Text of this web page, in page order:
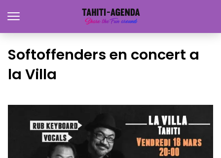
Softoffenders en concert a
la Villa